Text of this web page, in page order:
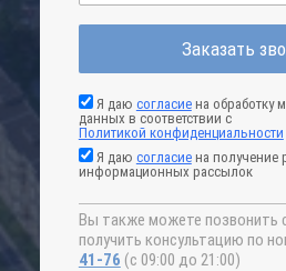
Заказать
Я даю согласиена обработку
данных в соответствии с
Политикой конфиденциальности
Я даю согласиена получение
информационных рассылок
Вы также можете позвонить
получить консультацию по
41-76 (с 09:00 до 21:00)